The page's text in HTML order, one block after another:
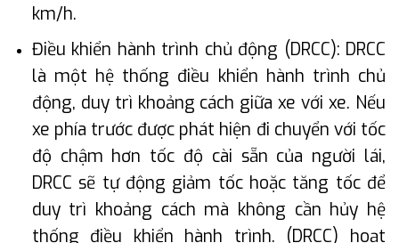
km/h.
Điều khiển hành trình chủ động (DRCC): DRCC
là một hệ thống điều khiển hành trình chủ
động, duy trì khoảng cách giữa xe với xe. Nếu
xe phía trước được phát hiện đi chuyển với tốc
độ chậm hơn tốc độ cài sẵn của người lái,
DRCC sẽ tự động giảm tốc hoặc tăng tốc để
duy trì khoảng cách mà không cần hủy hệ
thống điều khiển hành trình. (DRCC) hoạt